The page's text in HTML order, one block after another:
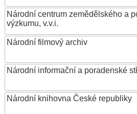
Národní centrum zemědělského a
výzkumu, v.v.i.
Národní filmový archiv
Národní informační a poradenské
Národní knihovna České republiky